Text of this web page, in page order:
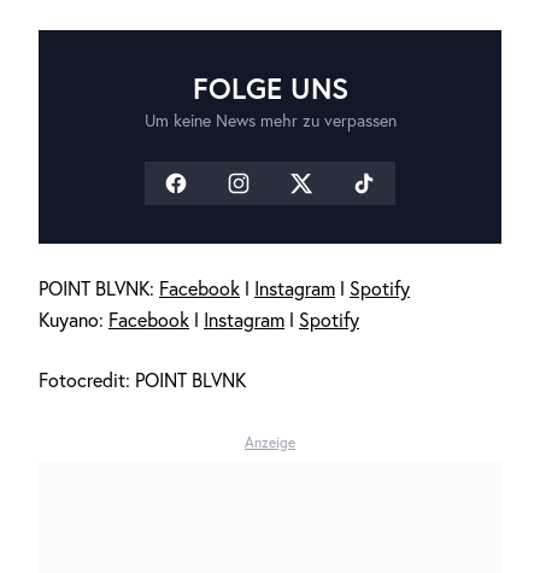
FOLGE UNS
Um keine News mehr zu verpassen
POINT BLVNK: Facebook l Instagram l Spotify
Kuyano: Facebook l Instagram l Spotify
Fotocredit: POINT BLVNK
Anzeige